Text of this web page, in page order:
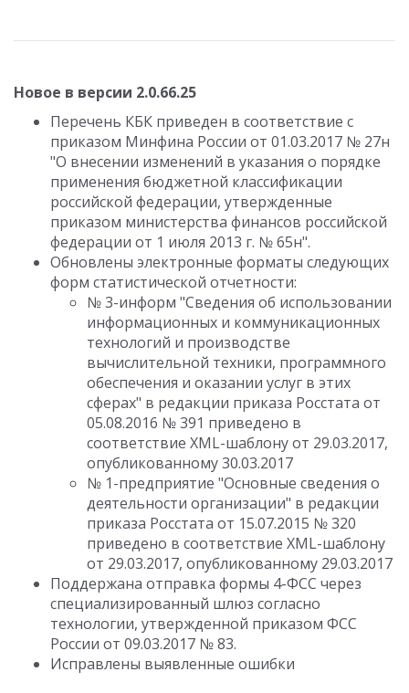
Новое в версии 2.0.66.25
Перечень КБК приведен в соответствие с
приказом Минфина России от 01.03.2017 № 27н
"О внесении изменений в указания о порядке
применения бюджетной классификации
российской федерации, утвержденные
приказом министерства финансов российской
федерации от 1 июля 2013 г. № 65н".
Обновлены электронные форматы следующих
форм статистической отчетности:
№ 3-информ "Сведения об использовании
информационных и коммуникационных
технологий и производстве
вычислительной техники, программного
обеспечения и оказании услуг в этих
сферах" в редакции приказа Росстата от
05.08.2016 № 391 приведено в
соответствие XML-шаблону от 29.03.2017,
опубликованному 30.03.2017
№ 1-предприятие "Основные сведения о
деятельности организации" в редакции
приказа Росстата от 15.07.2015 № 320
приведено в соответствие XML-шаблону
от 29.03.2017, опубликованному 29.03.2017
Поддержана отправка формы 4-ФСС через
специализированный шлюз согласно
технологии, утвержденной приказом ФСС
России от 09.03.2017 № 83.
Исправлены выявленные ошибки